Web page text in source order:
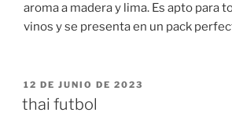
aroma a madera y lima. Es apto para
vinos y se presenta en un pack
PUBLICADO
EL
12 DE JUNIO DE 2023
thai futbol